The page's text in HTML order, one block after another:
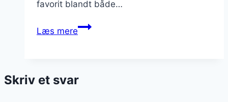
favorit blandt både…
Læs mereBagekartofler
opskrifter
Skriv et svar